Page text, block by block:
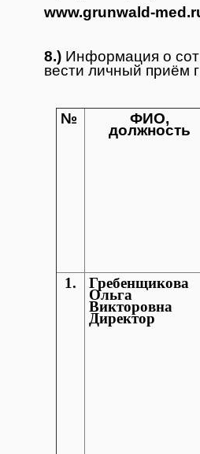
www.grunwald-med .
8.) Информация о
вести личный приём
№ ФИО,
должность
1. Гребенщикова
Ольга
Викторовна
Директор